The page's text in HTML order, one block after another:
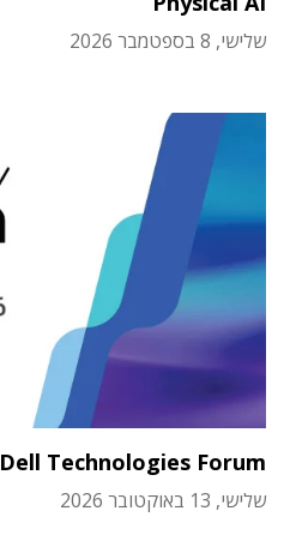
שלישי, 8 בספטמבר 2026
Dell Technologies Forum
שלישי, 13 באוקטובר 2026